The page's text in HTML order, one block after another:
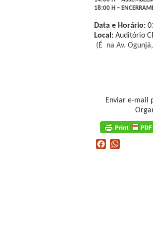
18:00 H –
Data e Horário:
Local: Auditório
(É na Av.
Enviar e-mail
Facebook